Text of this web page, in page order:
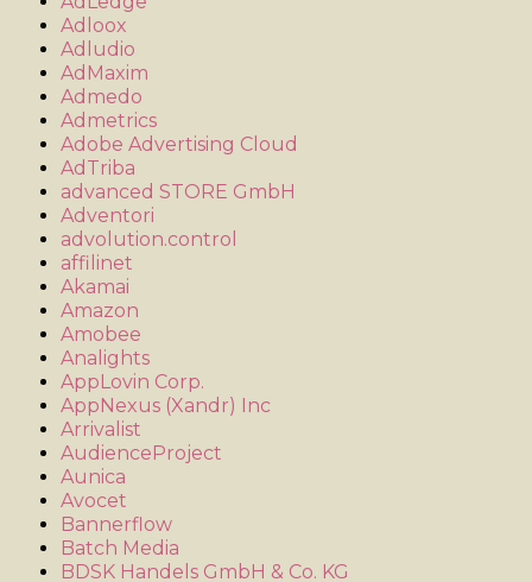
Adloox
Adludio
AdMaxim
Admedo
Admetrics
Adobe Advertising Cloud
AdTriba
advanced STORE GmbH
Adventori
advolution.control
affilinet
Akamai
Amazon
Amobee
Analights
AppLovin Corp.
AppNexus (Xandr) Inc
Arrivalist
AudienceProject
Aunica
Avocet
Bannerflow
Batch Media
BDSK Handels GmbH & Co. KG